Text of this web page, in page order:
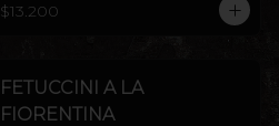
$13.200
FETUCCINI A LA
FIORENTINA